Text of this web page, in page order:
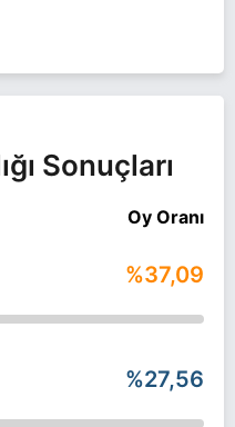
Sonuçları
Oy Oranı
%37,09
%27,56